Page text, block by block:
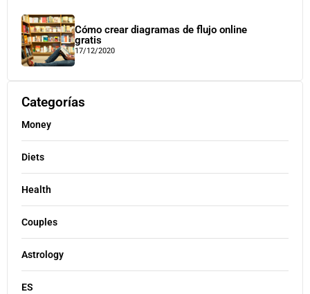
Cómo crear diagramas de flujo online
gratis
17/12/2020
Categorías
Money
Diets
Health
Couples
Astrology
ES